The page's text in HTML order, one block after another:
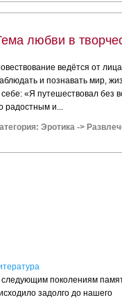
любви в
ведётся от
и познавать мир,
себе: «Я путешествовал без
радостным и...
Эротика ->
следующим поколениям
задолго до нашего